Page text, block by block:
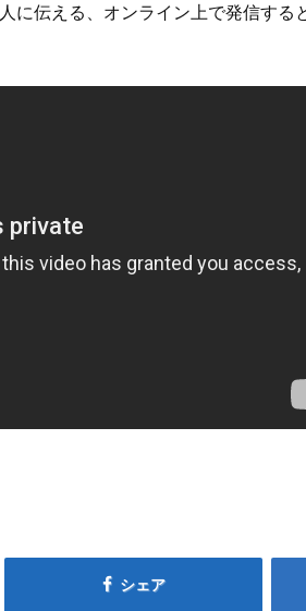
に伝える、オンライン上で発信する
シェア